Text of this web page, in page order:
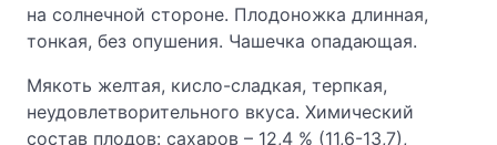
на солнечной стороне. Плодоножка длинная,
тонкая, без опушения. Чашечка опадающая.
Мякоть желтая, кисло-сладкая, терпкая,
неудовлетворительного вкуса. Химический
состав плодов: сахаров – 12,4 % (11,6-13,7),